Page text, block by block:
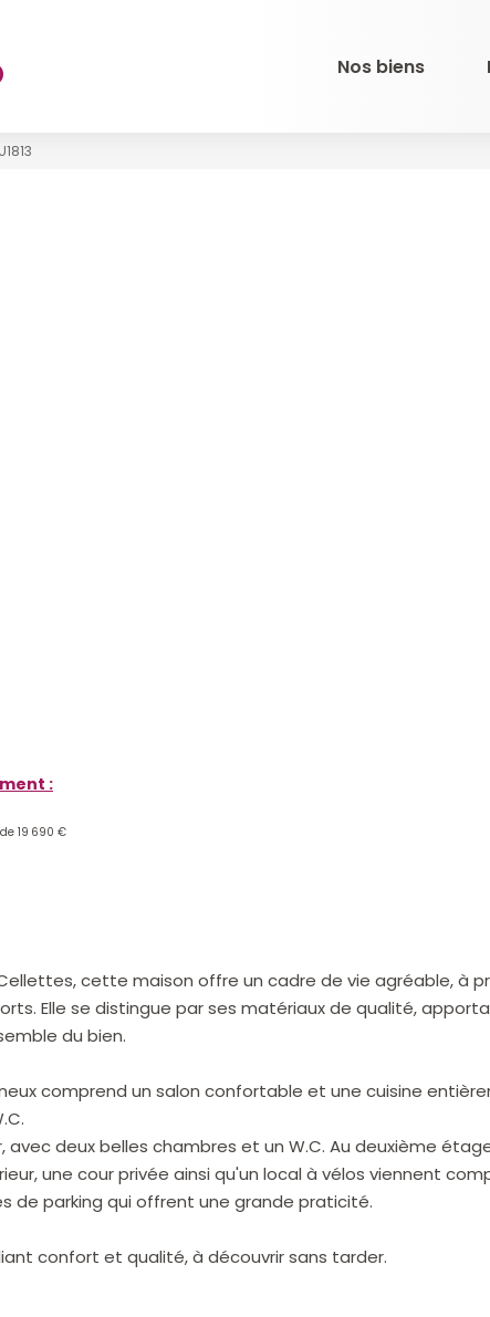
Nos biens
:
19 690 €
cette maison offre un cadre de vie agréable, à
Elle se distingue par ses matériaux de qualité,
du bien.
comprend un salon confortable et une cuisine
avec deux belles chambres et un W.C. Au deuxième
une cour privée ainsi qu'un local à vélos viennent
de parking qui offrent une grande praticité.
confort et qualité, à découvrir sans tarder.